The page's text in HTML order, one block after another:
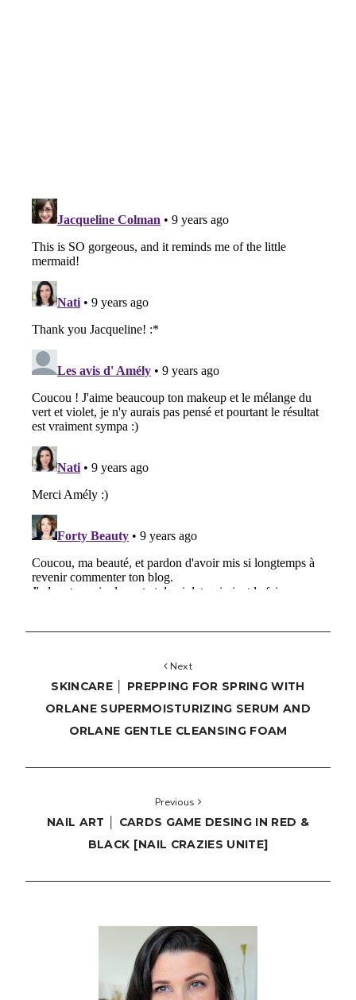
Next
SKINCARE │ PREPPING FOR SPRING WITH
ORLANE SUPERMOISTURIZING SERUM AND
ORLANE GENTLE CLEANSING FOAM
Previous
NAIL ART │ CARDS GAME DESING IN RED &
BLACK [NAIL CRAZIES UNITE]